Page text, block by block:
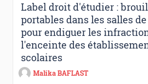
Label droit d'étudier :
portables dans les salles
pour endiguer les
l'enceinte des
scolaires
Malika BAFLAST